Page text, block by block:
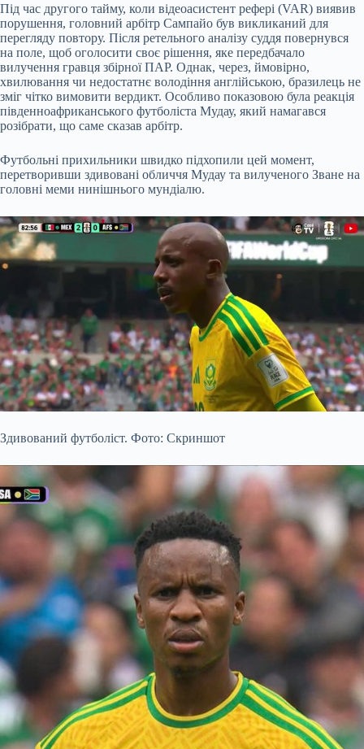
Під час другого тайму, коли відеоасистент рефері (VAR) виявив
порушення, головний арбітр Сампайо був викликаний для
перегляду повтору. Після ретельного аналізу суддя повернувся
на поле, щоб оголосити своє рішення, яке передбачало
вилучення гравця збірної ПАР. Однак, через, ймовірно,
хвилювання чи недостатнє володіння англійською, бразилець не
зміг чітко вимовити вердикт. Особливо показовою була реакція
південноафриканського футболіста Мудау, який намагався
розібрати, що саме сказав арбітр.
Футбольні прихильники швидко підхопили цей момент,
перетворивши здивовані обличчя Мудау та вилученого Зване на
головні меми нинішнього мундіалю.
Здивований футболіст. Фото: Скриншот